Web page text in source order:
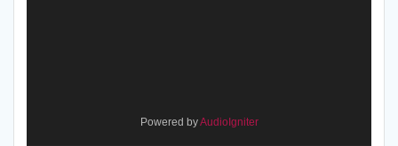
Powered byAudioIgniter